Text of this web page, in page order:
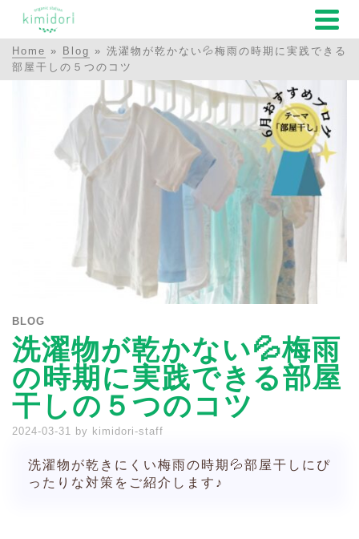
Home » Blog » 洗濯物が乾かない💦梅雨の時期に実践できる
部屋干しの５つのコツ
BLOG
洗濯物が乾かない💦梅雨
の時期に実践できる部屋
干しの５つのコツ
2024-03-31 by kimidori-staff
洗濯物が乾きにくい梅雨の時期💦部屋干しにぴ
ったりな対策をご紹介します♪